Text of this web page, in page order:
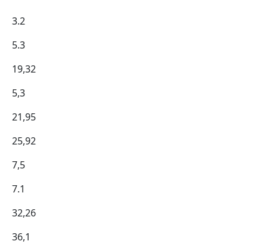
3.2
5.3
19,32
5,3
21,95
25,92
7,5
7.1
32,26
36,1